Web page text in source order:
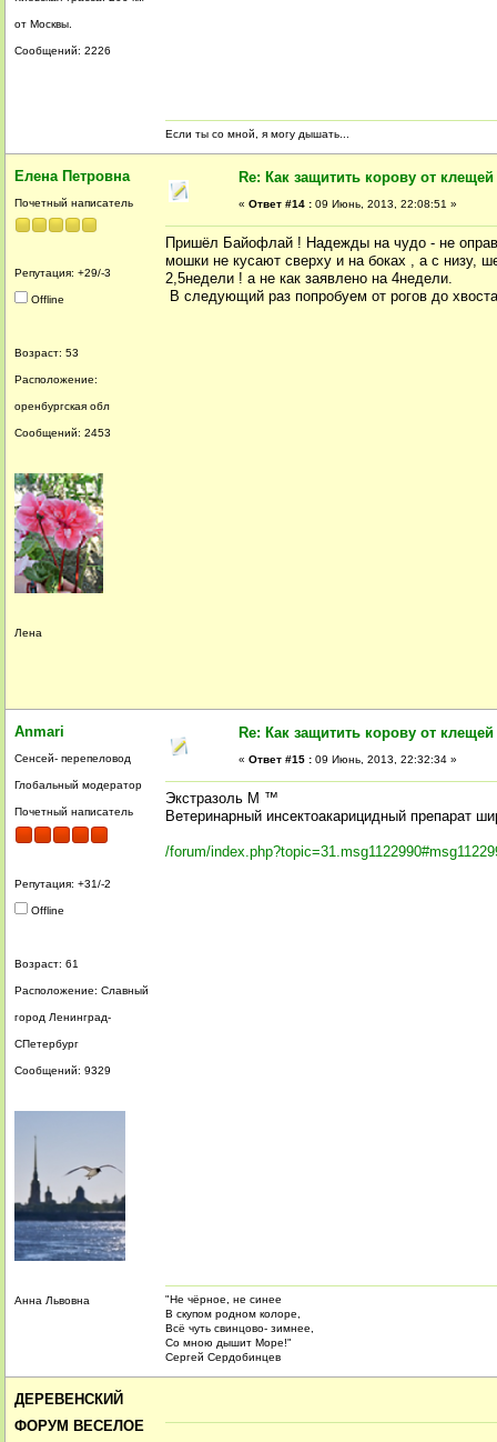
от Москвы.
Сообщений: 2226
Если ты со мной, я могу дышать...
Елена Петровна
Почетный написатель
Репутация: +29/-3
Offline
Возраст: 53
Расположение:
оренбургская обл
Сообщений: 2453
Лена
Re: Как защитить корову от клещей
« Ответ #14 : 09 Июнь, 2013, 22:08:51 »
Пришёл Байофлай ! Надежды на чудо - не
мошки не кусают сверху и на боках , а с низу,
2,5недели ! а не как заявлено на 4недели.
В следующий раз попробуем от рогов до
Anmari
Сенсей- перепеловод
Глобальный модератор
Почетный написатель
Репутация: +31/-2
Offline
Возраст: 61
Расположение: Славный
город Ленинград-
СПетербург
Сообщений: 9329
Анна Львовна
Re: Как защитить корову от клещей
« Ответ #15 : 09 Июнь, 2013, 22:32:34 »
Экстразоль М ™
Ветеринарный инсектоакарицидный препарат
/forum/
"Не чёрное, не синее
В скупом родном колоре,
Всё чуть свинцово- зимнее,
Со мною дышит Море!"
Сергей Сердобинцев
ДЕРЕВЕНСКИЙ
ФОРУМ ВЕСЕЛОЕ